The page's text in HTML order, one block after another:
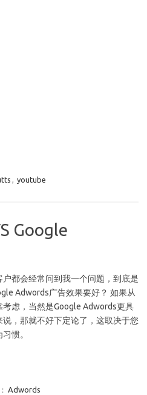
, youtube
Google
都会经常问到我一个问题，到底是
Adwords广告效果要好？ 如果从
虑，当然是Google Adwords更具
，那就不好下定论了，这取决于您
惯。
Adwords